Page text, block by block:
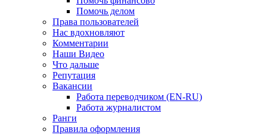
Помочь делом
Права пользователей
Нас вдохновляют
Комментарии
Наши Видео
Что дальше
Репутация
Вакансии
Работа переводчиком (EN-RU)
Работа журналистом
Ранги
Правила оформления